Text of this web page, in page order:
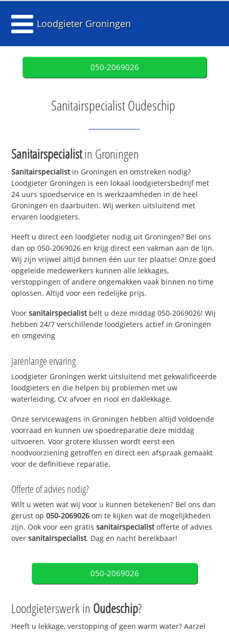
Loodgieter Groningen
050-2069026
Sanitairspecialist Oudeschip
Sanitairspecialistin Groningen
Sanitairspecialistin Groningen en omstreken nodig?
Loodgieter Groningen is een lokaal loodgietersbedrijf met
24 uurs spoedservice en is werkzaamheden in de heel
Groningen en daarbuiten. Wij werken uitsluitend met
ervaren loodgieters.
Heeft u direct een loodgieter nodig uit Groningen? Bel ons
dan op 050-2069026 en krijg direct een vakman aan de lijn.
Wij zijn vrijwel altijd binnen één uur ter plaatse! Onze goed
opgeleide medewerkers kunnen alle lekkages,
verstoppingen of andere ongemakken vaak binnen no time
oplossen. Altijd voor een redelijke prijs.
Voorsanitairspecialistbelt u deze middag 050-2069026! Wij
hebben 24/7 verschillende loodgieters actief in Groningen
en omgeving
Jarenlange ervaring
Loodgieter Groningen werkt uitsluitend met gekwalificeerde
loodgieters en die helpen bij problemen met uw
waterleiding, CV, afvoer en riool en daklekkage.
Onze servicewagens in Groningen hebben altijd voldoende
voorraad en kunnen uw spoedreparatie deze middag
uitvoeren. Voor grotere klussen wordt eerst een
noodvoorziening getroffen en direct een afspraak gemaakt
voor de definitieve reparatie.
Offerte of advies nodig?
Wilt u weten wat wij voor u kunnen betekenen? Bel ons dan
gerust op050-2069026 om te kijken wat de mogelijkheden
zijn. Ook voor een gratissanitairspecialistofferte of advies
oversanitairspecialist. Dag en nacht bereikbaar!
050-2069026
Loodgieterswerk in Oudeschip?
Heeft u lekkage, verstopping of geen warm water? Aarzel